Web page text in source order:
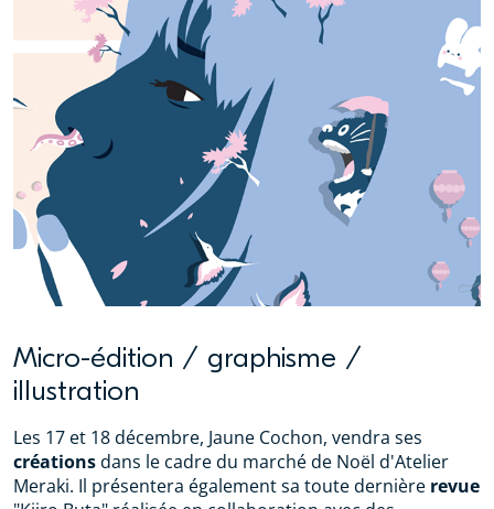
Micro-édition / graphisme /
illustration
Les 17 et 18 décembre, Jaune Cochon, vendra ses
créationsdans le cadre du marché de Noël d'Atelier
Meraki. Il présentera également sa toute dernière revue